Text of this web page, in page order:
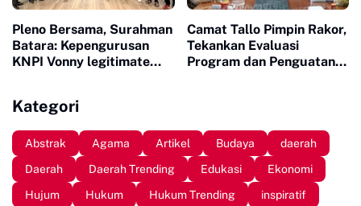
Pleno Bersama, Surahman
Batara: Kepengurusan
KNPI Vonny legitimate
Camat Tallo Pimpin Rakor,
Tekankan Evaluasi
Program dan Penguatan
Kategori
Abstrak Agama Artikel Budaya
daerah
Daerah
Daerah Trending Edukasi
Ekonomi
Hujum
Hukum Hukum Trending
inspiratif